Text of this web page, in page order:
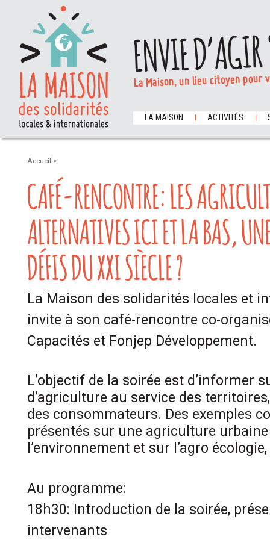
ENVIE
La Maison, un lieu citoyen
LA MAISON ACTIVITÉS
Accueil >
CAFÉ-RENCONTRE: LES
ALTERNATIVES ICI ET LA BAS,
DÉFIS DU XXI SIÈCLE ?
La Maison des solidarités locales et
invite à son café-rencontre co-
Capacités et Fonjep Développement.
L’objectif de la soirée est d’informer
d’agriculture au service des
des consommateurs. Des exemples
présentés sur une agriculture
l’environnement et sur l’agro
Au programme:
18h30: Introduction de la soirée,
intervenants